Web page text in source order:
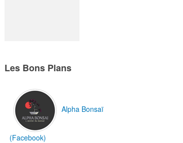
Les Bons Plans
Alpha Bonsaï
(Facebook)